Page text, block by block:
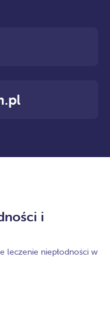
i
leczenie niepłodności w